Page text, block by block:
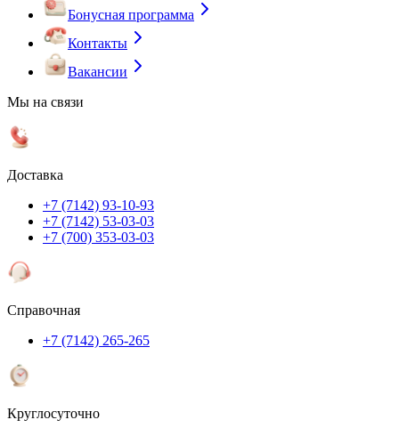
Бонусная программа
Контакты
Вакансии
Мы на связи
Доставка
+7 (7142) 93-10-93
+7 (7142) 53-03-03
+7 (700) 353-03-03
Справочная
+7 (7142) 265-265
Круглосуточно